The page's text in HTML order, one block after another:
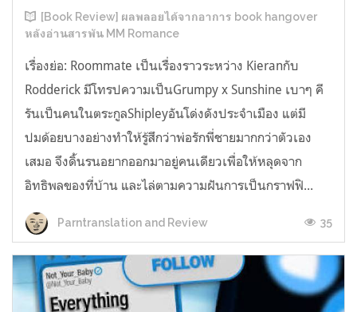
[Book Review] ผลพลอยได้จากอาการ book hangover
หลังอ่านสารพัน MM Romance
เรื่องย่อ: Roommate เป็นเรื่องราวระหว่าง Kieranกับ
Rodderick มีโทรปความเป็นGrumpy x Sunshine เบาๆ คี
รันเป็นคนในตระกูลShipleyอันโด่งดังประจำเมือง แต่มี
ปมด้อยบางอย่างทำให้รู้สึกว่าพ่อรักพี่ชายมากกว่าตัวเอง
เสมอ จึงดิ้นรนอยากออกมาอยู่คนเดียวเพื่อให้หลุดจาก
อิทธิพลของที่บ้าน และไล่ตามความฝันการเป็นกราฟฟิ...
Parntranslation and Review 35